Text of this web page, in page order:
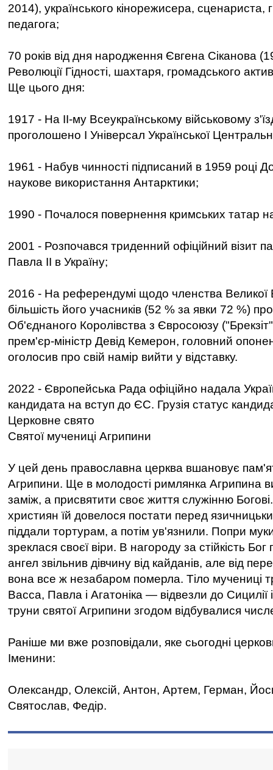
2014), українського кінорежисера, сценариста,
педагога;
70 років від дня народження Євгена Сіканова
Революції Гідності, шахтаря, громадського
Ще цього дня:
1917 - На II-му Всеукраїнському військовому
проголошено І Універсал Української
1961 - Набув чинності підписаний в 1959 році
наукове використання Антарктики;
1990 - Почалося повернення кримських татар
2001 - Розпочався триденний офіційний візит
Павла II в Україну;
2016 - На референдумі щодо членства Великої
більшість його учасників (52 % за явки 72 %)
Об'єднаного Королівства з Євросоюзу
прем'єр-міністр Девід Кемерон, головний
оголосив про свій намір вийти у відставку.
2022 - Європейська Рада офіційно надала
кандидата на вступ до ЄС. Грузія статус
Церковне свято
Святої мучениці Агрипини
У цей день православна церква вшановує
Агрипини. Ще в молодості римлянка Агрипина
заміж, а присвятити своє життя служінню
християн їй довелося постати перед
піддали тортурам, а потім ув'язнили. Попри
зреклася своєї віри. В нагороду за стійкість
ангел звільнив дівчину від кайданів, але від
вона все ж незабаром померла. Тіло мучениці
Васса, Павла і Агатоніка — відвезли до Сицилії
труни святої Агрипини згодом відбувалися
Раніше ми вже розповідали, яке сьогодні
Іменини:
Олександр, Олексій, Антон, Артем, Герман,
Святослав, Федір.